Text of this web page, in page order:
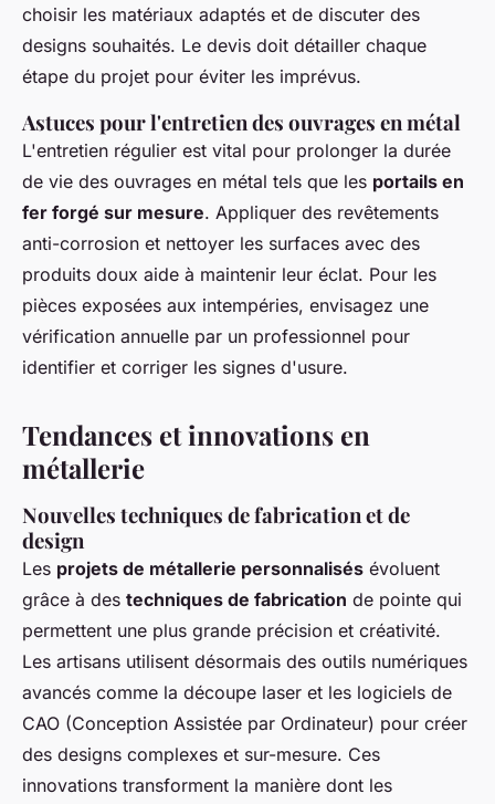
choisir les matériaux adaptés et de discuter des
designs souhaités. Le devis doit détailler chaque
étape du projet pour éviter les imprévus.
Astuces pour l'entretien des ouvrages en métal
L'entretien régulier est vital pour prolonger la durée
de vie des ouvrages en métal tels que les portails en
fer forgé sur mesure. Appliquer des revêtements
anti-corrosion et nettoyer les surfaces avec des
produits doux aide à maintenir leur éclat. Pour les
pièces exposées aux intempéries, envisagez une
vérification annuelle par un professionnel pour
identifier et corriger les signes d'usure.
Tendances et innovations en
métallerie
Nouvelles techniques de fabrication et de
design
Les projets de métallerie personnalisés évoluent
grâce à des techniques de fabrication de pointe qui
permettent une plus grande précision et créativité.
Les artisans utilisent désormais des outils numériques
avancés comme la découpe laser et les logiciels de
CAO (Conception Assistée par Ordinateur) pour créer
des designs complexes et sur-mesure. Ces
innovations transforment la manière dont les